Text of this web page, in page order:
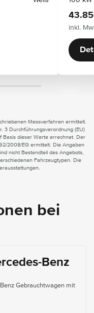
inkl.
Messverfahren ermittelt.
3 Durchführungsverordnung (EU)
Basis dieser Werte errechnet. Der
2008/EG ermittelt. Die Angaben
nicht Bestandteil des Angebots,
Fahrzeugtypen. Die
bei
Benz
Gebrauchtwagen mit